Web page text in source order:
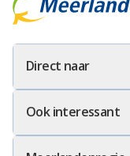
Direct naar
Ook interessant